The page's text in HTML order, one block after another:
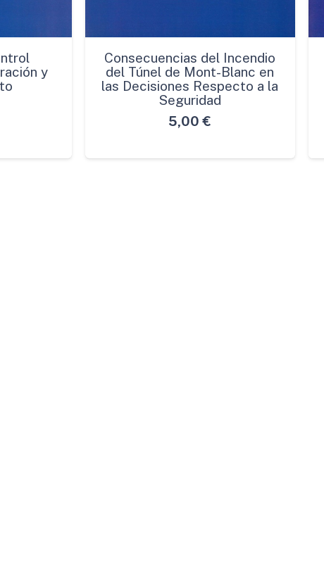
y
Consecuencias del Incendio
del Túnel de Mont-Blanc en
las Decisiones Respecto a la
Seguridad
5,00 €